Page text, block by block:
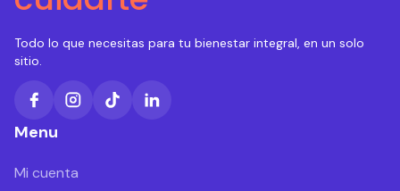
Todo lo que necesitas para tu bienestar integral, en un solo
sitio.
Menu
Mi cuenta